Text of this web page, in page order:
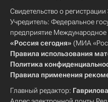
Свидетельство о
Учредитель: Федеральное
предприятие
«Россия сегодня» (МИА
Правила использования
Политика
Правила применения
Главный редактор: